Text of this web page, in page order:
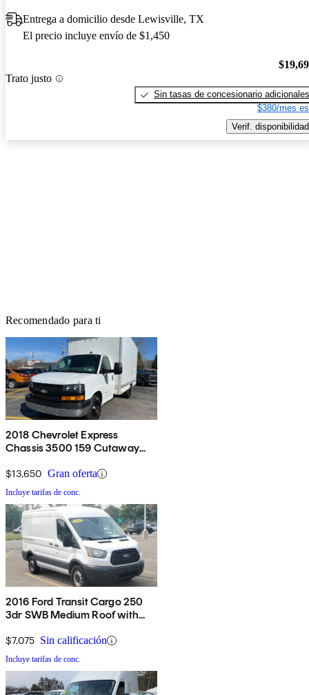
Entrega a domicilio desde Lewisville, TX
El precio incluye envío de $1,450
Trato justo
Sin tasas de concesionario adicionales
$380/mes
Verif. disponibilidad
Recomendado para ti
2018 Chevrolet Express
Chassis 3500 159 Cutaway
$13,650 Gran oferta
Incluye tarifas de conc.
2016 Ford Transit Cargo 250
3dr SWB Medium Roof with
$7,075 Sin calificación
Incluye tarifas de conc.